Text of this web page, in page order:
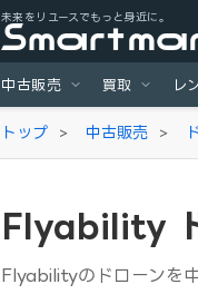
未来をリユースでもっと身近に。
中古販売 買取 レ
トップ > 中古販売 >
Flyability
Flyabilityのドローンを